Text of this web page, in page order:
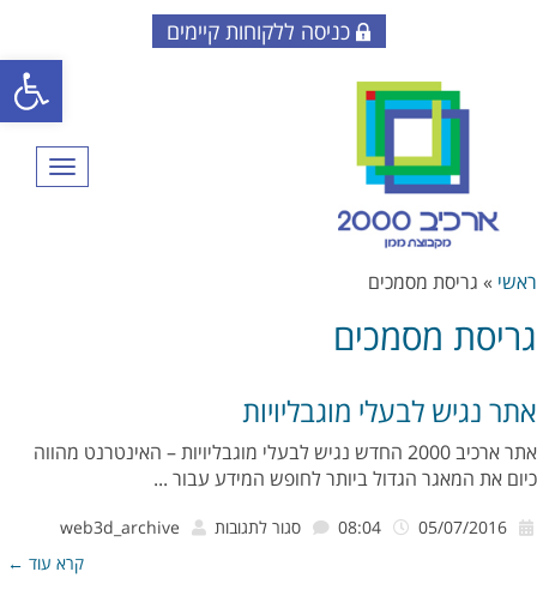
פתח
כניסה ללקוחות קיימים
תפריט
ראשי » גריסת מסמכים
גריסת מסמכים
אתר נגיש לבעלי מוגבליויות
אתר ארכיב 2000 החדש נגיש לבעלי מוגבליויות – האינטרנט מהווה
כיום את המאגר הגדול ביותר לחופש המידע עבור ...
סגור לתגובות על
web3d_archive
קרא עוד ←